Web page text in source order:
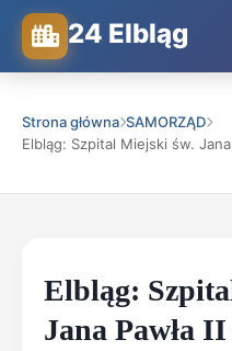
24 Elbląg
Strona główna SAMORZĄD
Elbląg: Szpital Miejski św. Jana
Elbląg:
Jana Pawła